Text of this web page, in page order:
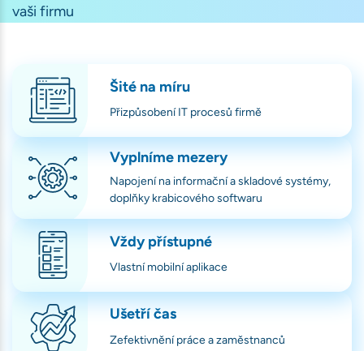
vaši firmu
Šité na míru
Přizpůsobení IT procesů firmě
Vyplníme mezery
Napojení na informační a skladové systémy,
doplňky krabicového softwaru
Vždy přístupné
Vlastní mobilní aplikace
Ušetří čas
Zefektivnění práce a zaměstnanců